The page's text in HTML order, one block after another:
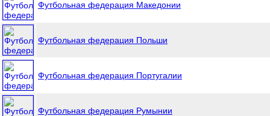
Футбольная федерация Македонии
Футбольная федерация Польши
Футбольная федерация Португалии
Футбольная федерация Румынии